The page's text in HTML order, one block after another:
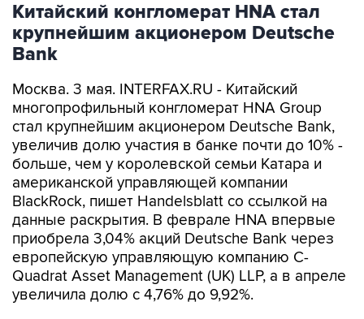
Китайский конгломерат HNA стал
крупнейшим акционером Deutsche
Bank
Москва. 3 мая. INTERFAX.RU - Китайский
многопрофильный конгломерат HNA Group
стал крупнейшим акционером Deutsche Bank,
увеличив долю участия в банке почти до 10% -
больше, чем у королевской семьи Катара и
американской управляющей компании
BlackRock, пишет Handelsblatt со ссылкой на
данные раскрытия. В феврале HNA впервые
приобрела 3,04% акций Deutsche Bank через
европейскую управляющую компанию C-
Quadrat Asset Management (UK) LLP, а в апреле
увеличила долю с 4,76% до 9,92%.